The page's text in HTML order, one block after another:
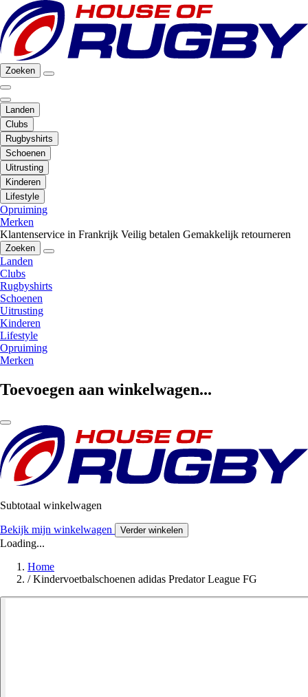
Zoeken
Landen
Clubs
Rugbyshirts
Schoenen
Uitrusting
Kinderen
Lifestyle
Opruiming
Merken
Klantenservice in Frankrijk Veilig betalen Gemakkelijk retourneren
Zoeken
Landen
Clubs
Rugbyshirts
Schoenen
Uitrusting
Kinderen
Lifestyle
Opruiming
Merken
Toevoegen aan winkelwagen...
Subtotaal winkelwagen
Bekijk mijn winkelwagen Verder winkelen
Loading...
Home
/ Kindervoetbalschoenen adidas Predator League FG